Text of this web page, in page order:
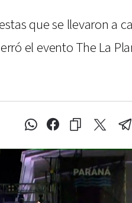
que se llevaron a
el evento The La